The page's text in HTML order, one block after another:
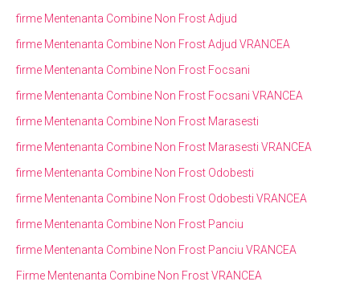
firme Mentenanta Combine Non Frost Adjud
firme Mentenanta Combine Non Frost Adjud VRANCEA
firme Mentenanta Combine Non Frost Focsani
firme Mentenanta Combine Non Frost Focsani VRANCEA
firme Mentenanta Combine Non Frost Marasesti
firme Mentenanta Combine Non Frost Marasesti VRANCEA
firme Mentenanta Combine Non Frost Odobesti
firme Mentenanta Combine Non Frost Odobesti VRANCEA
firme Mentenanta Combine Non Frost Panciu
firme Mentenanta Combine Non Frost Panciu VRANCEA
Firme Mentenanta Combine Non Frost VRANCEA